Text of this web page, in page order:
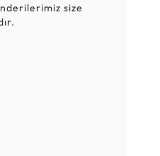
size